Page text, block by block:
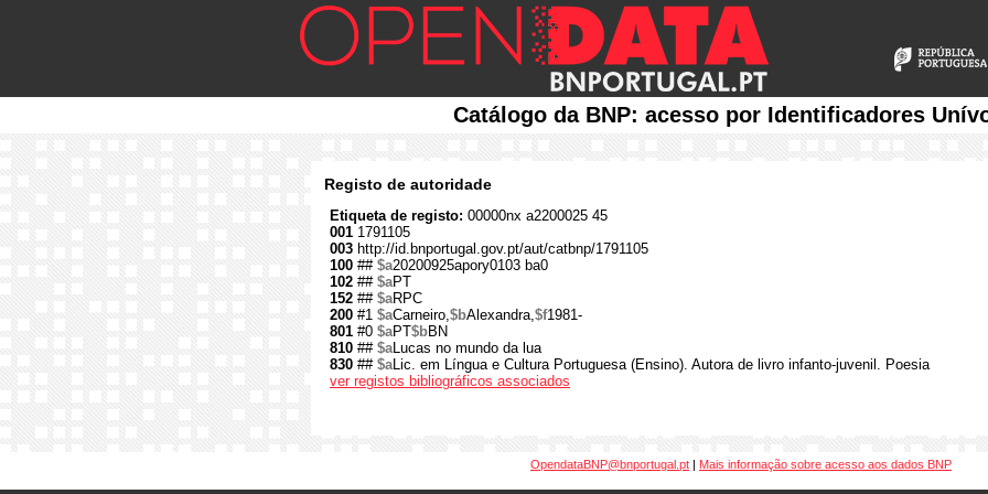
Catálogo da BNP: acesso por Identificadores
Registo de autoridade
Etiqueta de registo: 00000nx a2200025 45
001 1791105
003 http://id.bnportugal.gov.pt/aut/catbnp/1791105
100 ## $a20200925apory0103 ba0
102 ## $aPT
152 ## $aRPC
200 #1 $aCarneiro,$bAlexandra,$f1981-
801 #0 $aPT$bBN
810 ## $aLucas no mundo da lua
830 ## $aLic. em Língua e Cultura Portuguesa (Ensino). Autora de livro infanto-juvenil. Poesia
ver registos bibliográficos associados
OpendataBNP@bnportugal.pt | Mais informação sobre acesso aos dados BNP